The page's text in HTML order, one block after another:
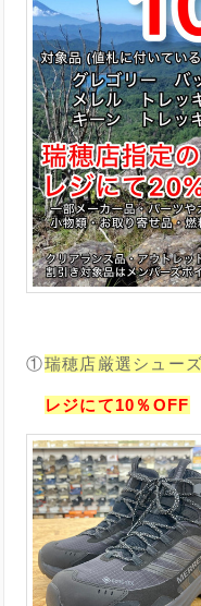
①瑞穂店厳選シュー
レジにて10％OFF